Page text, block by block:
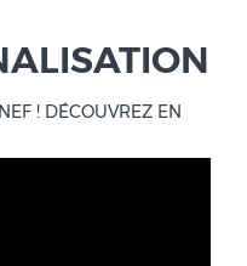
! DÉCOUVREZ EN